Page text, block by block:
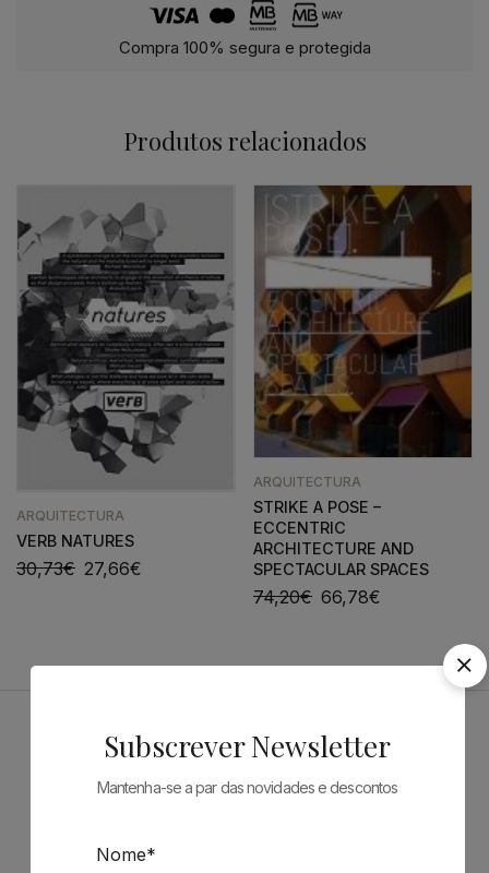
Compra 100% segura e protegida
Produtos relacionados
ARQUITECTURA
VERB NATURES
30,73€ 27,66€
ARQUITECTURA
STRIKE A POSE –
ECCENTRIC
ARCHITECTURE AND
SPECTACULAR SPACES
74,20€ 66,78€
Patrocinadores
Subscrever Newsletter
Mantenha-se a par das novidades e descontos